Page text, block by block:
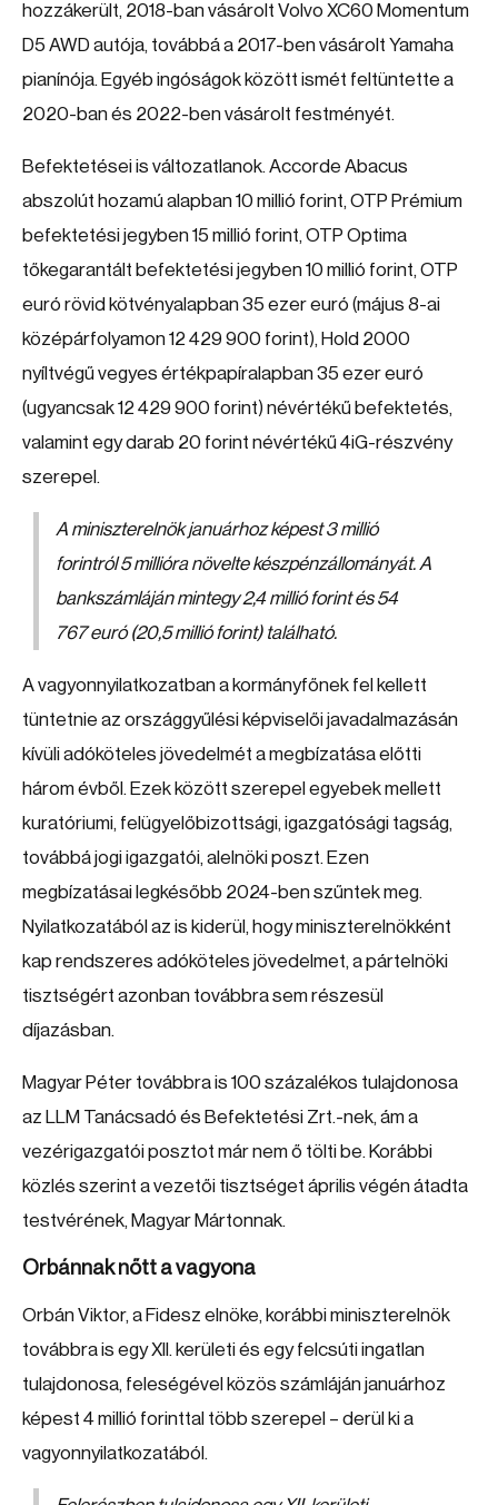
hozzákerült, 2018-ban vásárolt Volvo XC60 Momentum
D5 AWD autója, továbbá a 2017-ben vásárolt Yamaha
pianínója. Egyéb ingóságok között ismét feltüntette a
2020-ban és 2022-ben vásárolt festményét.
Befektetései is változatlanok. Accorde Abacus
abszolút hozamú alapban 10 millió forint, OTP Prémium
befektetési jegyben 15 millió forint, OTP Optima
tőkegarantált befektetési jegyben 10 millió forint, OTP
euró rövid kötvényalapban 35 ezer euró (május 8-ai
középárfolyamon 12 429 900 forint), Hold 2000
nyíltvégű vegyes értékpapíralapban 35 ezer euró
(ugyancsak 12 429 900 forint) névértékű befektetés,
valamint egy darab 20 forint névértékű 4iG-részvény
szerepel.
A miniszterelnök januárhoz képest 3 millió
forintról 5 millióra növelte készpénzállományát. A
bankszámláján mintegy 2,4 millió forint és 54
767 euró (20,5 millió forint) található.
A vagyonnyilatkozatban a kormányfőnek fel kellett
tüntetnie az országgyűlési képviselői javadalmazásán
kívüli adóköteles jövedelmét a megbízatása előtti
három évből. Ezek között szerepel egyebek mellett
kuratóriumi, felügyelőbizottsági, igazgatósági tagság,
továbbá jogi igazgatói, alelnöki poszt. Ezen
megbízatásai legkésőbb 2024-ben szűntek meg.
Nyilatkozatából az is kiderül, hogy miniszterelnökként
kap rendszeres adóköteles jövedelmet, a pártelnöki
tisztségért azonban továbbra sem részesül
díjazásban.
Magyar Péter továbbra is 100 százalékos tulajdonosa
az LLM Tanácsadó és Befektetési Zrt.-nek, ám a
vezérigazgatói posztot már nem ő tölti be. Korábbi
közlés szerint a vezetői tisztséget április végén átadta
testvérének, Magyar Mártonnak.
Orbánnak nőtt a vagyona
Orbán Viktor, a Fidesz elnöke, korábbi miniszterelnök
továbbra is egy XII. kerületi és egy felcsúti ingatlan
tulajdonosa, feleségével közös számláján januárhoz
képest 4 millió forinttal több szerepel – derül ki a
vagyonnyilatkozatából.